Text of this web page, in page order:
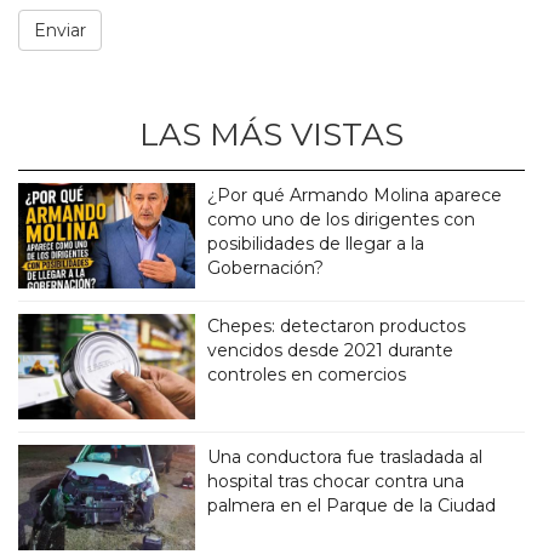
LAS MÁS VISTAS
¿Por qué Armando Molina aparece
como uno de los dirigentes con
posibilidades de llegar a la
Gobernación?
Chepes: detectaron productos
vencidos desde 2021 durante
controles en comercios
Una conductora fue trasladada al
hospital tras chocar contra una
palmera en el Parque de la Ciudad